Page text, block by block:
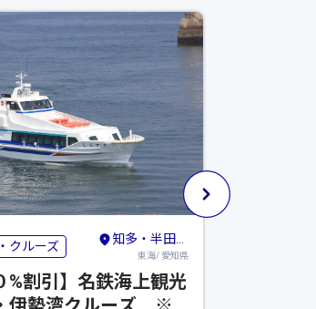
クルーズ 知多・半田・常滑
東海/ 愛知県
%割引】名鉄海上観光